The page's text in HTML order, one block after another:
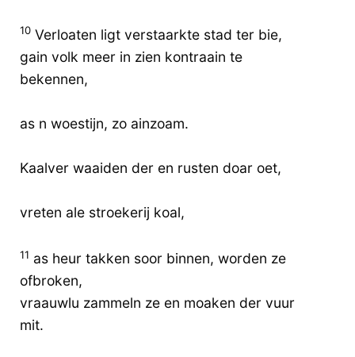
10 Verloaten ligt verstaarkte stad ter bie,
gain volk meer in zien kontraain te
bekennen,
as n woestijn, zo ainzoam.
Kaalver waaiden der en rusten doar oet,
vreten ale stroekerij koal,
11 as heur takken soor binnen, worden ze
ofbroken,
vraauwlu zammeln ze en moaken der vuur
mit.